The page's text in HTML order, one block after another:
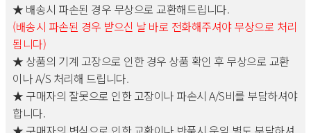
★ 배송시 파손된 경우 무상으로 교환해드립니다.
(배송시 파손된 경우 받으신 날 바로 전화해주셔야 무상으로 처리
됩니다)
★ 상품의 기계 고장으로 인한 경우 상품 확인 후 무상으로 교환
이나 A/S 처리해 드립니다.
★ 구매자의 잘못으로 인한 고장이나 파손시 A/S비를 부담하셔야
합니다.